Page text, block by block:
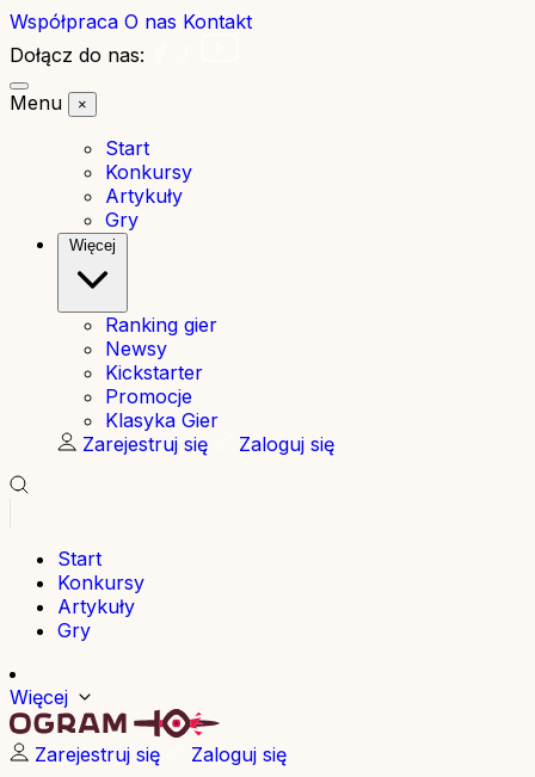
Współpraca O nas Kontakt
Dołącz do nas:
Menu
×
Start
Konkursy
Artykuły
Gry
Więcej
Ranking gier
Newsy
Kickstarter
Promocje
Klasyka Gier
Zarejestruj się
Zaloguj się
Start
Konkursy
Artykuły
Gry
Więcej
Zarejestruj się Zaloguj się